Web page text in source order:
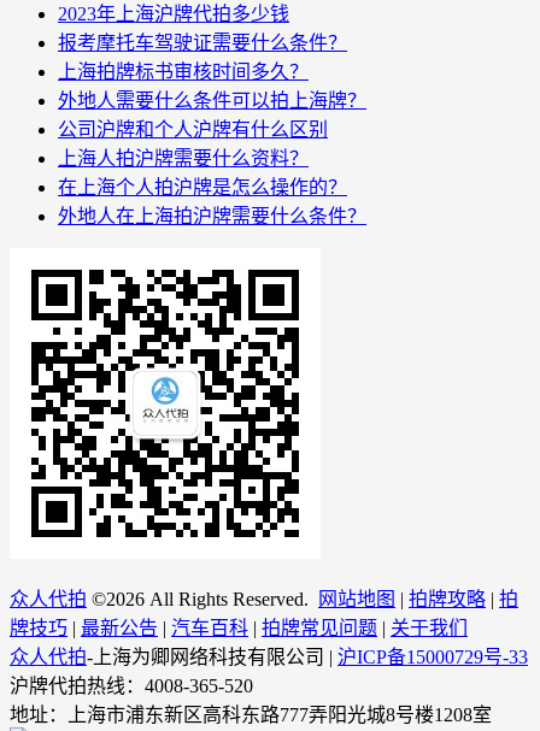
2023年上海沪牌代拍多少钱
报考摩托车驾驶证需要什么条件？
上海拍牌标书审核时间多久？
外地人需要什么条件可以拍上海牌？
公司沪牌和个人沪牌有什么区别
上海人拍沪牌需要什么资料？
在上海个人拍沪牌是怎么操作的？
外地人在上海拍沪牌需要什么条件？
众人代拍 ©2026 All Rights Reserved. 网站地图 | 拍牌攻略 | 拍
牌技巧 | 最新公告 | 汽车百科 | 拍牌常见问题 | 关于我们
众人代拍-上海为卿网络科技有限公司 | 沪ICP备15000729号-33
沪牌代拍热线：4008-365-520
地址：上海市浦东新区高科东路777弄阳光城8号楼1208室